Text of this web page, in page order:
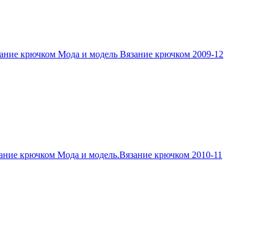
крючком Мода и модель Вязание крючком 2009-12
крючком Мода и модель.Вязание крючком 2010-11